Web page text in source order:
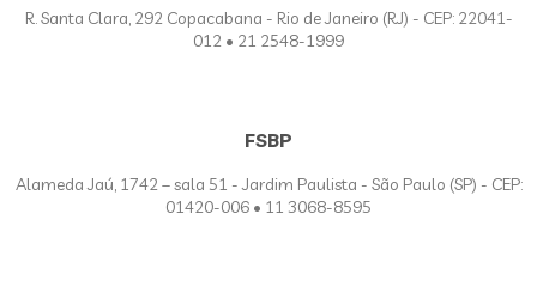
R. Santa Clara, 292 Copacabana - Rio de Janeiro (RJ) - CEP: 22041-
012 • 21 2548-1999
FSBP
Alameda Jaú, 1742 – sala 51 - Jardim Paulista - São Paulo (SP) - CEP:
01420-006 • 11 3068-8595